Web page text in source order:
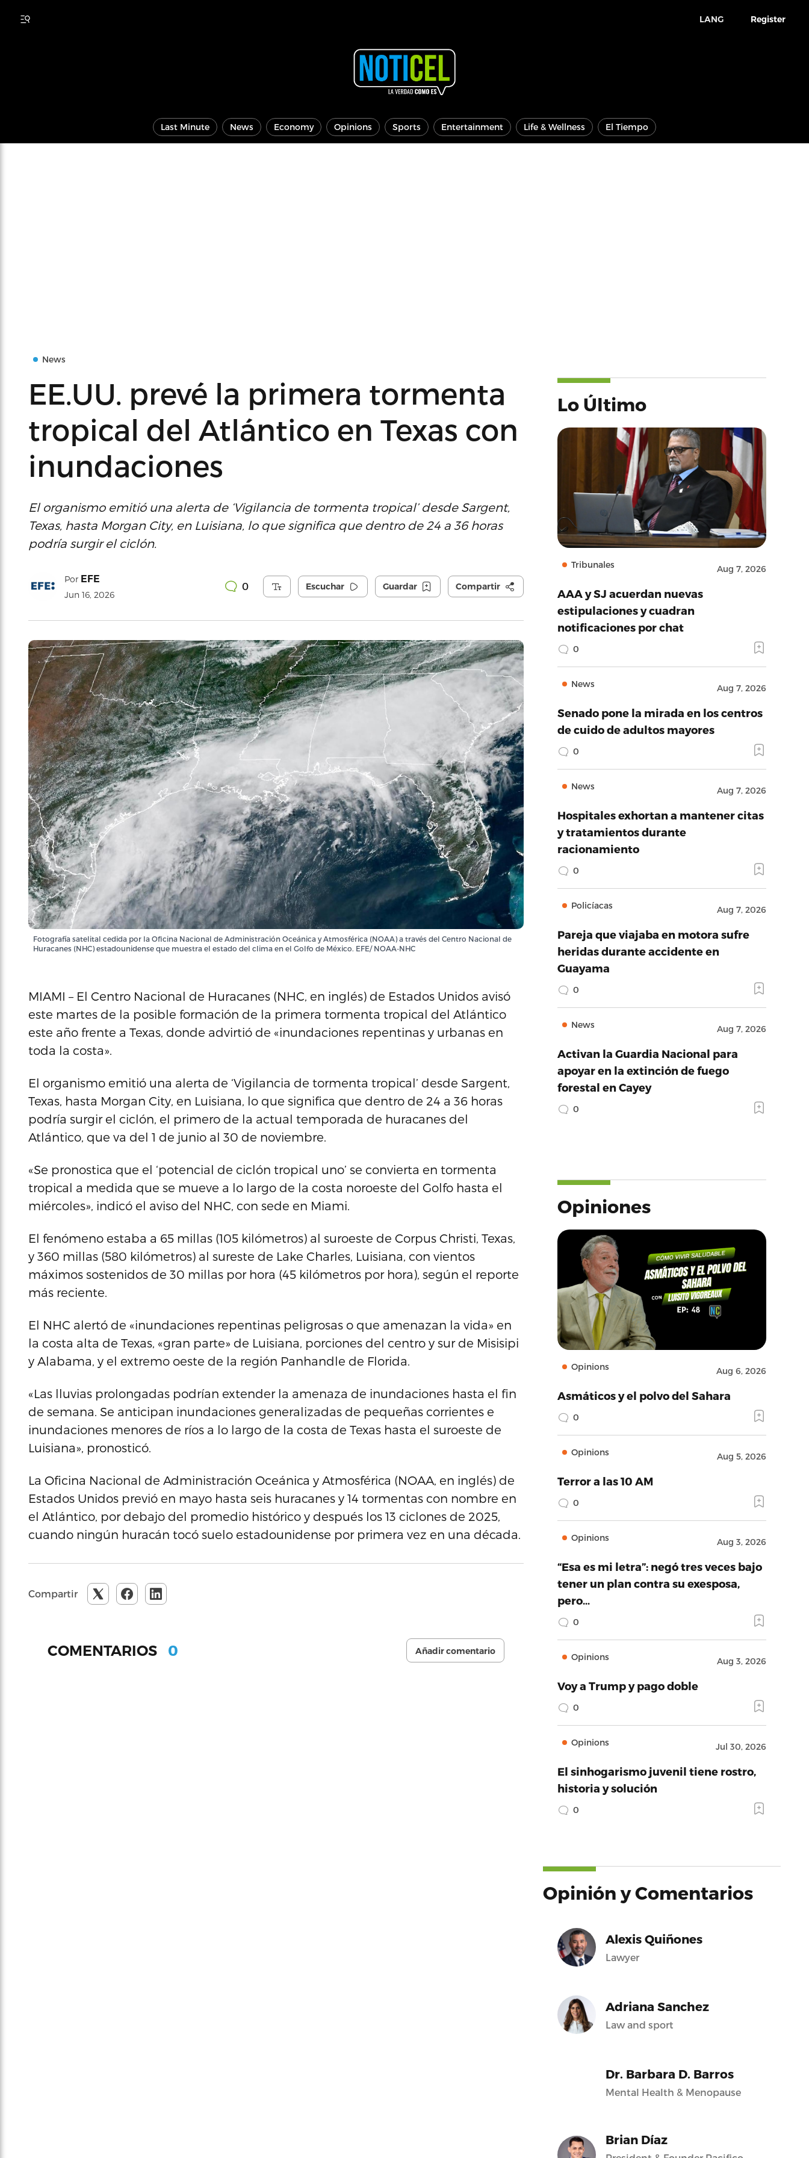
LANG Register
Last Minute News Economy Opinions Sports Entertainment Life & Wellness El Tiempo
News
EE.UU. prevé la primera tormenta
tropical del Atlántico en Texas con
inundaciones
El organismo emitió una alerta de ‘Vigilancia de tormenta tropical’ desde Sargent,
Texas, hasta Morgan City, en Luisiana, lo que significa que dentro de 24 a 36 horas
podría surgir el ciclón.
Por EFE
Jun 16, 2026
0 Escuchar Guardar Compartir
Fotografía satelital cedida por la Oficina Nacional de Administración Oceánica y Atmosférica (NOAA) a través del Centro Nacional de
Huracanes (NHC) estadounidense que muestra el estado del clima en el Golfo de México. EFE/ NOAA-NHC
MIAMI – El Centro Nacional de Huracanes (NHC, en inglés) de Estados Unidos avisó
este martes de la posible formación de la primera tormenta tropical del Atlántico
este año frente a Texas, donde advirtió de «inundaciones repentinas y urbanas en
toda la costa».
El organismo emitió una alerta de ‘Vigilancia de tormenta tropical’ desde Sargent,
Texas, hasta Morgan City, en Luisiana, lo que significa que dentro de 24 a 36 horas
podría surgir el ciclón, el primero de la actual temporada de huracanes del
Atlántico, que va del 1 de junio al 30 de noviembre.
«Se pronostica que el ‘potencial de ciclón tropical uno’ se convierta en tormenta
tropical a medida que se mueve a lo largo de la costa noroeste del Golfo hasta el
miércoles», indicó el aviso del NHC, con sede en Miami.
El fenómeno estaba a 65 millas (105 kilómetros) al suroeste de Corpus Christi, Texas,
y 360 millas (580 kilómetros) al sureste de Lake Charles, Luisiana, con vientos
máximos sostenidos de 30 millas por hora (45 kilómetros por hora), según el reporte
más reciente.
El NHC alertó de «inundaciones repentinas peligrosas o que amenazan la vida» en
la costa alta de Texas, «gran parte» de Luisiana, porciones del centro y sur de Misisipi
y Alabama, y el extremo oeste de la región Panhandle de Florida.
«Las lluvias prolongadas podrían extender la amenaza de inundaciones hasta el fin
de semana. Se anticipan inundaciones generalizadas de pequeñas corrientes e
inundaciones menores de ríos a lo largo de la costa de Texas hasta el suroeste de
Luisiana», pronosticó.
La Oficina Nacional de Administración Oceánica y Atmosférica (NOAA, en inglés) de
Estados Unidos previó en mayo hasta seis huracanes y 14 tormentas con nombre en
el Atlántico, por debajo del promedio histórico y después los 13 ciclones de 2025,
cuando ningún huracán tocó suelo estadounidense por primera vez en una década.
Compartir
COMENTARIOS 0 Añadir comentario
Lo Último
Tribunales Aug 7, 2026
AAA y SJ acuerdan nuevas
estipulaciones y cuadran
notificaciones por chat
0
News Aug 7, 2026
Senado pone la mirada en los centros
de cuido de adultos mayores
0
News Aug 7, 2026
Hospitales exhortan a mantener citas
y tratamientos durante
racionamiento
0
Policíacas Aug 7, 2026
Pareja que viajaba en motora sufre
heridas durante accidente en
Guayama
0
News Aug 7, 2026
Activan la Guardia Nacional para
apoyar en la extinción de fuego
forestal en Cayey
0
Opiniones
Opinions Aug 6, 2026
Asmáticos y el polvo del Sahara
0
Opinions Aug 5, 2026
Terror a las 10 AM
0
Opinions Aug 3, 2026
“Esa es mi letra”: negó tres veces bajo
tener un plan contra su exesposa,
pero…
0
Opinions Aug 3, 2026
Voy a Trump y pago doble
0
Opinions Jul 30, 2026
El sinhogarismo juvenil tiene rostro,
historia y solución
0
Opinión y Comentarios
Alexis Quiñones
Lawyer
Adriana Sanchez
Law and sport
Dr. Barbara D. Barros
Mental Health & Menopause
Brian Díaz